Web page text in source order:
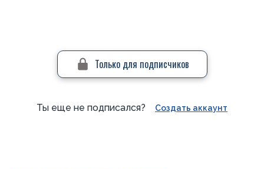
Только для подписчиков
Ты еще не подписался? Создать аккаунт